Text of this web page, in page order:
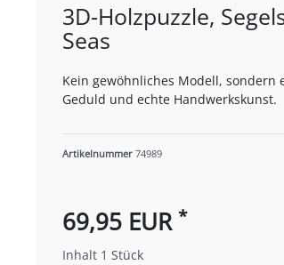
3D-Holzpuzzle,
Seas
Kein gewöhnliches Modell, sondern
Geduld und echte Handwerkskunst.
Artikelnummer 74989
69,95 EUR *
Inhalt 1 Stück